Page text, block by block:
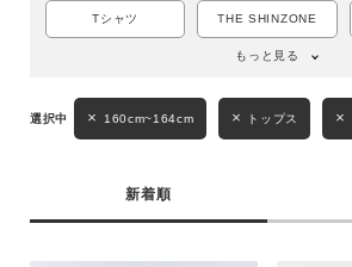
Tシャツ THE SHINZONE
もっと見る
160cm~164cm トップス
新着順